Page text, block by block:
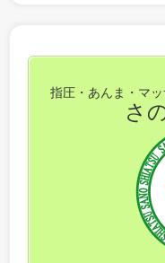
指圧・あんま・マ
さ